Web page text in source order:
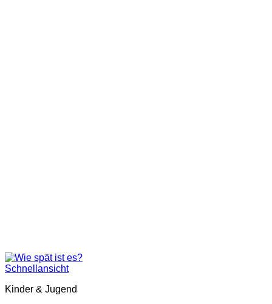
Schnellansicht
Kinder & Jugend